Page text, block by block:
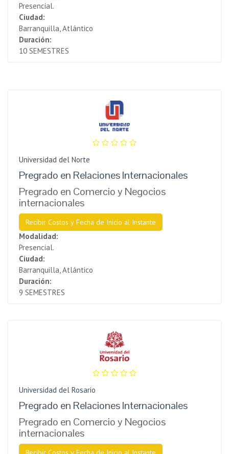
Presencial.
Ciudad:
Barranquilla, Atlántico
Duración:
10 SEMESTRES
Universidad del Norte
Pregrado en Relaciones Internacionales
Pregrado en Comercio y Negocios
internacionales
Recibir Costos y Fecha de Inicio al Instante
Modalidad:
Presencial.
Ciudad:
Barranquilla, Atlántico
Duración:
9 SEMESTRES
Universidad del Rosario
Pregrado en Relaciones Internacionales
Pregrado en Comercio y Negocios
internacionales